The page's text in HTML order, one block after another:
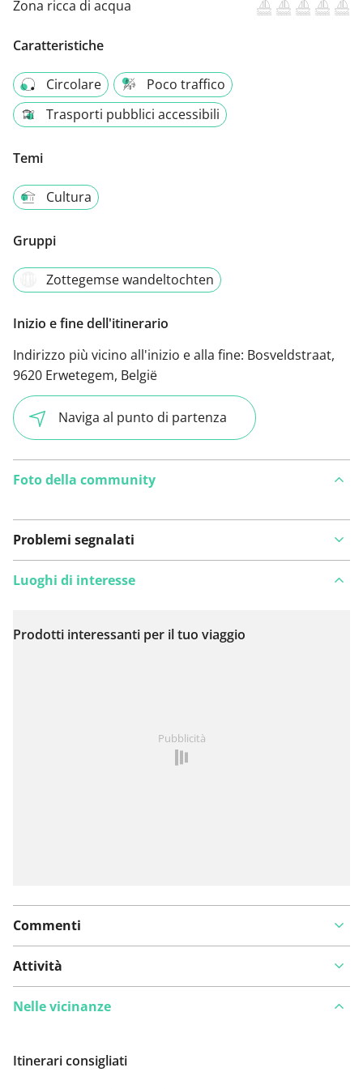
Zona ricca di acqua
Caratteristiche
Circolare
Poco traffico
Trasporti pubblici accessibili
Temi
Cultura
Gruppi
Zottegemse wandeltochten
Inizio e fine dell'itinerario
Indirizzo più vicino all'inizio e alla fine: Bosveldstraat,
9620 Erwetegem, België
Naviga al punto di partenza
Foto della community
Problemi segnalati
Visualizza sulla mappa
Luoghi di interesse
Prodotti interessanti per il tuo viaggio
Pubblicità
Commenti
Attività
Nelle vicinanze
Itinerari consigliati